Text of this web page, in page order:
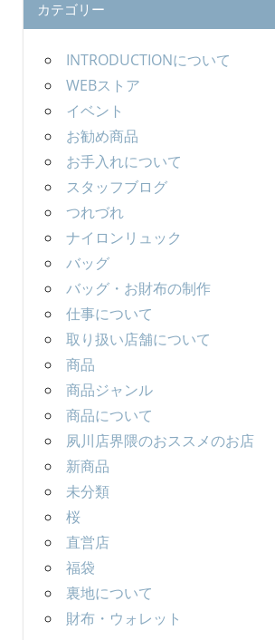
カテゴリー
INTRODUCTIONについて
WEBストア
イベント
お勧め商品
お手入れについて
スタッフブログ
つれづれ
ナイロンリュック
バッグ
バッグ・お財布の制作
仕事について
取り扱い店舗について
商品
商品ジャンル
商品について
夙川店界隈のおススメのお店
新商品
未分類
桜
直営店
福袋
裏地について
財布・ウォレット